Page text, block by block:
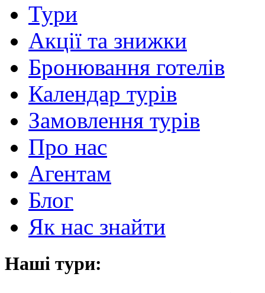
Тури
Акції та знижки
Бронювання готелів
Календар турів
Замовлення турів
Про нас
Агентам
Блог
Як нас знайти
Наші тури: